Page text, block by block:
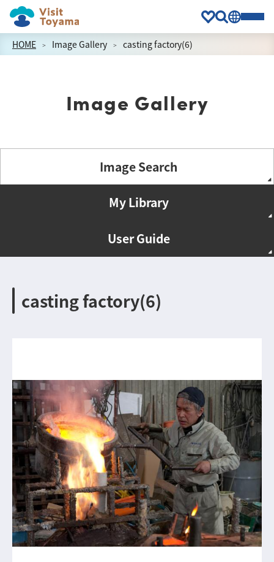
HOME Image Gallery casting factory(6)
Image Gallery
Image Search
My Library
User Guide
casting factory(6)